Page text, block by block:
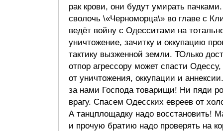
рак крови, они будут умирать
сволочь \«Черноморца\» во главе с
ведёт войну с Одесситами на
уничтожение, зачитку и оккупацию
тактику вызженной земли. ТОлько
отпор агрессору может спасти Одессу,
от уничтожения, оккупации и
за нами Господа товарищи! Ни пяди
врагу. Спасем Одесских евреев от
А танцплощадку надо восстановить!
и прочую братию надо проверять на